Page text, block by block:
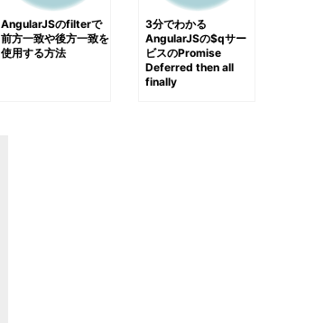
AngularJSのfilterで
前方一致や後方一致を
使用する方法
3分でわかる
AngularJSの$qサー
ビスのPromise
Deferred then all
finally